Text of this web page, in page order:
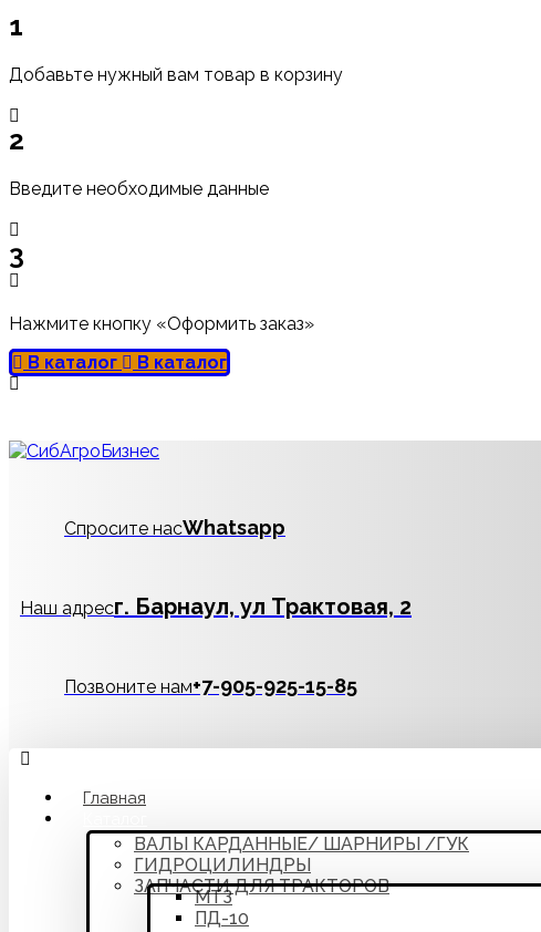
1
Добавьте нужный вам товар в корзину
2
Введите необходимые данные
3
Нажмите кнопку «Оформить заказ»
В каталог
В каталог
Спросите насWhatsapp
Наш адресг. Барнаул, ул Трактовая, 2
Позвоните нам‪+7-905-925-15-85
Главная
ВАЛЫ КАРДАННЫЕ/ ШАРНИРЫ /ГУК
ГИДРОЦИЛИНДРЫ
ЗАПЧАСТИ ДЛЯ ТРАКТОРОВ
МТЗ
ПД-10